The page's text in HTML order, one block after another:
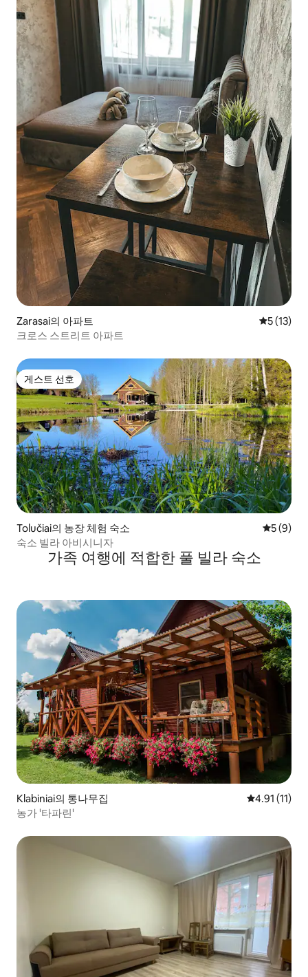
Zarasai의 아파트 평점 5점
5 (13)
크로스 스트리트 아파트
게스트 선호
게스트 선호
Tolučiai의 농장 체험 숙소 평점 5점
5 (9)
숙소 빌라 아비시니자
가족 여행에 적합한 풀 빌라 숙소
Klabiniai의 통나무집 평점 4.91점
4.91 (11)
농가 '타파린'